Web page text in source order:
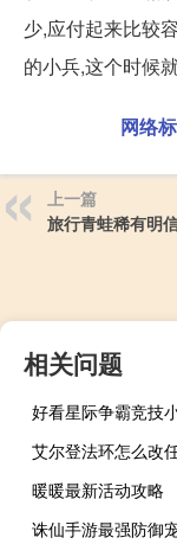
少,应付起来比较
的小兵,这个时候
网络
上一篇
旅行青蛙稀有明
相关问题
好看星际争霸竞技
艾尔登法环怎么改
暖暖最新活动攻略
诛仙手游最强防御